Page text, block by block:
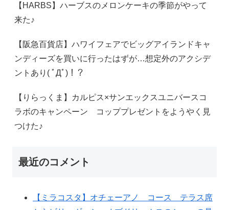
【HARBS】ハーブスのメロンケーキの季節がやって
来た♪
【阪急百貨店】ハワイフェアでビッグアイランドキャ
ンディーズを買いに行ったはずが…想定外のアクシデ
ントあり( ﾟДﾟ)！？
【りらっくま】カルピス×サンエックスユニバースコ
ラボのキャンペーン コッププレゼントをようやく見
つけた♪
最近のコメント
【ミラコスタ】オチェーアノ コース テラス席